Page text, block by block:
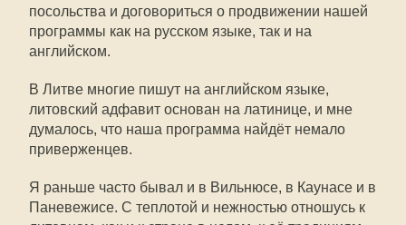
посольства и договориться о продвижении нашей
программы как на русском языке, так и на
английском.
В Литве многие пишут на английском языке,
литовский адфавит основан на латинице, и мне
думалось, что наша программа найдёт немало
приверженцев.
Я раньше часто бывал и в Вильнюсе, в Каунасе и в
Паневежисе. С теплотой и нежностью отношусь к